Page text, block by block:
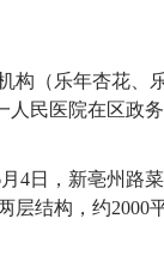
构（乐年杏花、
民医院在区政
4日，新亳州路
层结构，约2000